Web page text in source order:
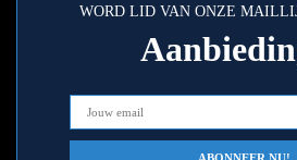
WORD LID VAN ONZE